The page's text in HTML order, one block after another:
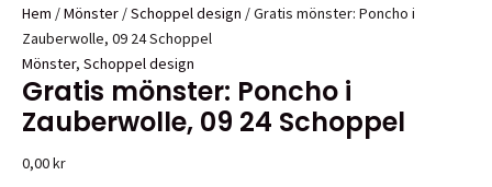
Hem /Mönster /Schoppel design / Gratis mönster: Poncho i
Zauberwolle, 09 24 Schoppel
Mönster, Schoppel design
Gratis mönster: Poncho i
Zauberwolle, 09 24 Schoppel
0,00kr